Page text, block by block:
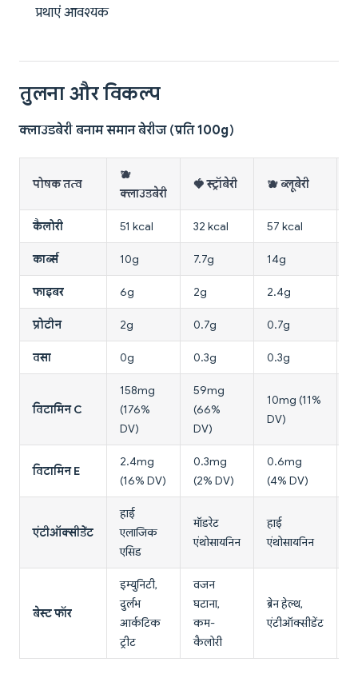
प्रथाएं आवश्यक
तुलना और विकल्प
क्लाउडबेरी बनाम समान बेरीज (प्रति 100g)
पोषक तत्व
🫐
क्लाउडबेरी
🍓 स्ट्रॉबेरी 🫐 ब्लूबेरी
कैलोरी 51 kcal 32 kcal 57 kcal
कार्ब्स 10g 7.7g 14g
फाइबर 6g 2g 2.4g
प्रोटीन 2g 0.7g 0.7g
वसा 0g 0.3g 0.3g
विटामिन C
158mg
(176%
DV)
59mg
(66%
DV)
10mg (11%
DV)
विटामिन E
2.4mg
(16% DV)
0.3mg
(2% DV)
0.6mg
(4% DV)
एंटीऑक्सीडेंट
हाई
एलाजिक
एसिड
मॉडरेट
एंथोसायनिन
हाई
एंथोसायनिन
बेस्ट फॉर
इम्युनिटी,
दुर्लभ
आर्कटिक
ट्रीट
वजन
घटाना,
कम-
कैलोरी
ब्रेन हेल्थ,
एंटीऑक्सीडेंट